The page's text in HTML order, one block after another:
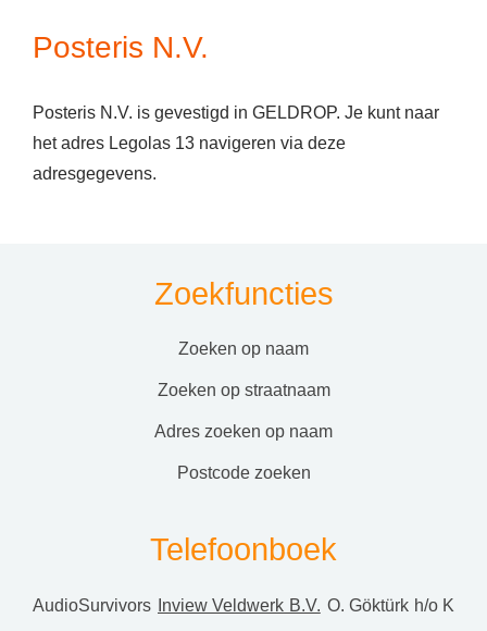
Posteris N.V.
Posteris N.V. is gevestigd in GELDROP. Je kunt naar
het adres Legolas 13 navigeren via deze
adresgegevens.
Zoekfuncties
zoeken op naam
zoeken op straatnaam
adres zoeken op naam
postcode zoeken
Telefoonboek
AudioSurvivors Inview Veldwerk B.V. O. Göktürk h/o K